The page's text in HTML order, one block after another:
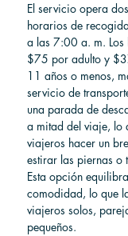
El servicio opera
horarios de
a las 7:00 a. m. Los
$75 por adulto y
11 años o menos,
servicio de
una parada de
a mitad del viaje, lo
viajeros hacer un
estirar las piernas o
Esta opción
comodidad, lo que
viajeros solos,
pequeños.